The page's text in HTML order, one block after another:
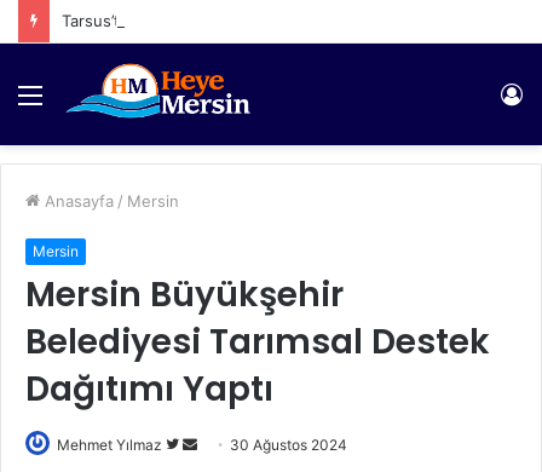
Tarsus’ta Kömür Deposunda Yangın
Menü
Anasayfa / Mersin
Mersin
Mersin Büyükşehir
Belediyesi Tarımsal Destek
Dağıtımı Yaptı
Mehmet Yılmaz
Twitter'da
Bir
30 Ağustos 2024